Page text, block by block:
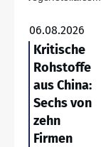
06.08.2026
Kritische
Rohstoffe
aus China:
Sechs von
zehn
Firmen